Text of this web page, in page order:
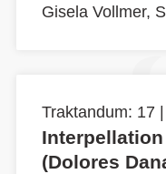
Gisela Vollmer,
Traktandum: 17
(Dolores